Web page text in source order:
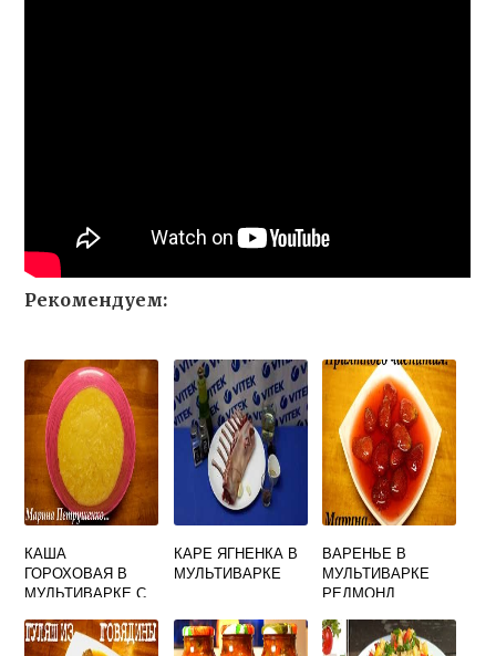
Рекомендуем:
КАША
ГОРОХОВАЯ В
МУЛЬТИВАРКЕ С
КАРЕ ЯГНЕНКА В
МУЛЬТИВАРКЕ
ВАРЕНЬЕ В
МУЛЬТИВАРКЕ
РЕДМОНД